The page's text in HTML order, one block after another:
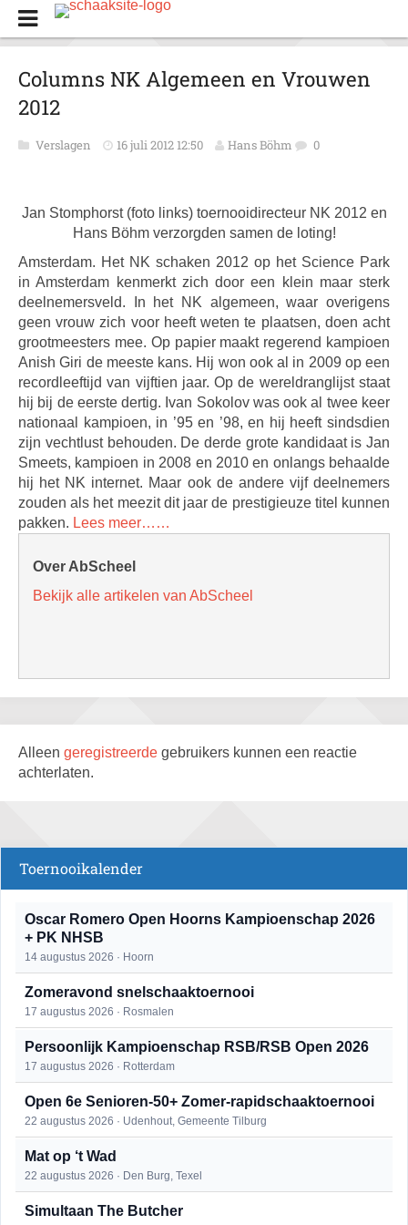
Columns NK Algemeen en Vrouwen
2012
Verslagen 16 juli 2012 12:50 Hans Böhm 0
Jan Stomphorst (foto links) toernooidirecteur NK 2012 en
Hans Böhm verzorgden samen de loting!
Amsterdam. Het NK schaken 2012 op het Science Park
in Amsterdam kenmerkt zich door een klein maar sterk
deelnemersveld. In het NK algemeen, waar overigens
geen vrouw zich voor heeft weten te plaatsen, doen acht
grootmeesters mee. Op papier maakt regerend kampioen
Anish Giri de meeste kans. Hij won ook al in 2009 op een
recordleeftijd van vijftien jaar. Op de wereldranglijst staat
hij bij de eerste dertig. Ivan Sokolov was ook al twee keer
nationaal kampioen, in ’95 en ’98, en hij heeft sindsdien
zijn vechtlust behouden. De derde grote kandidaat is Jan
Smeets, kampioen in 2008 en 2010 en onlangs behaalde
hij het NK internet. Maar ook de andere vijf deelnemers
zouden als het meezit dit jaar de prestigieuze titel kunnen
pakken. Lees meer……
Over AbScheel
Bekijk alle artikelen van AbScheel
Alleen geregistreerde gebruikers kunnen een reactie
achterlaten.
Toernooikalender
Oscar Romero Open Hoorns Kampioenschap 2026
+ PK NHSB
14 augustus 2026 · Hoorn
Zomeravond snelschaaktoernooi
17 augustus 2026 · Rosmalen
Persoonlijk Kampioenschap RSB/RSB Open 2026
17 augustus 2026 · Rotterdam
Open 6e Senioren-50+ Zomer-rapidschaaktoernooi
22 augustus 2026 · Udenhout, Gemeente Tilburg
Mat op ‘t Wad
22 augustus 2026 · Den Burg, Texel
Simultaan The Butcher